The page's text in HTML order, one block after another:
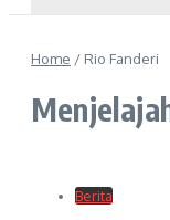
Home / Rio Fanderi
Berita